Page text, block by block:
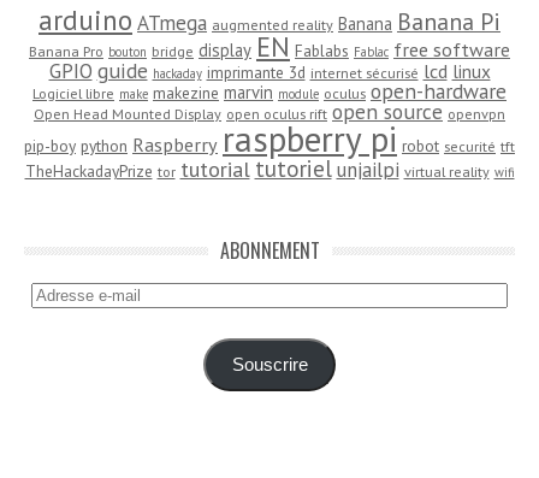
arduino ATmega augmented reality Banana Banana Pi
Banana Pro bouton bridge display EN Fablabs Fablac free software
GPIO guide hackaday imprimante 3d internet sécurisé lcd linux
Logiciel libre make makezine marvin module oculus open-hardware
Open Head Mounted Display open oculus rift open source openvpn
pip-boy python Raspberry raspberry pi robot securité tft
TheHackadayPrize tor tutorial tutoriel unjailpi virtual reality wifi
ABONNEMENT
Adresse
Souscrire